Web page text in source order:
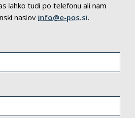
lahko tudi po telefonu ali nam
naslov info@e‑pos.si.